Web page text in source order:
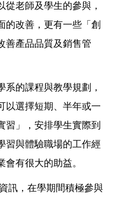
從老師及學生的參與，
的改善，更有一些「創
善產品品質及銷售管
系的課程與教學規劃，
以選擇短期、半年或一
習」，安排學生實際到
習與體驗職場的工作經
有很大的助益。
訊，在學期間積極參與